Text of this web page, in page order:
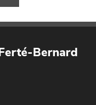
Bernard